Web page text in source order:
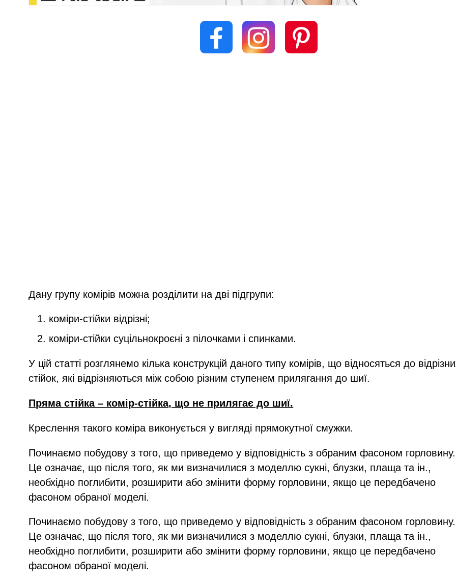
Дану групу комірів можна розділити на дві підгрупи:
коміри-стійки відрізні;
коміри-стійки суцільнокроєні з пілочками і спинками.
У цій статті розглянемо кілька конструкцій даного типу комірів, що відносяться до
стійок, які відрізняються між собою різним ступенем прилягання до шиї.
Пряма стійка – комір-стійка, що не прилягає до шиї.
Креслення такого коміра виконується у вигляді прямокутної смужки.
Починаємо побудову з того, що приведемо у відповідність з обраним фасоном горловину.
Це означає, що після того, як ми визначилися з моделлю сукні, блузки, плаща та ін.,
необхідно поглибити, розширити або змінити форму горловини, якщо це передбачено
фасоном обраної моделі.
Починаємо побудову з того, що приведемо у відповідність з обраним фасоном горловину.
Це означає, що після того, як ми визначилися з моделлю сукні, блузки, плаща та ін.,
необхідно поглибити, розширити або змінити форму горловини, якщо це передбачено
фасоном обраної моделі.